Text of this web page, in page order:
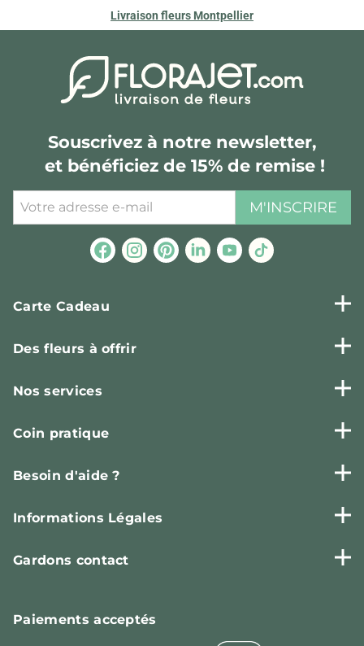
Livraison fleurs Montpellier
Souscrivez à notre newsletter,
et bénéficiez de 15% de remise !
M'INSCRIRE
Carte Cadeau
Des fleurs à offrir
Nos services
Coin pratique
Besoin d'aide ?
Informations Légales
Gardons contact
Paiementsacceptés